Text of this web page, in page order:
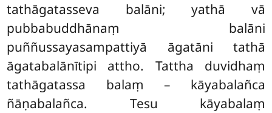
tathāgatasseva balāni; yathā vā
pubbabuddhānaṃ balāni
puññussayasampattiyā āgatāni tathā
āgatabalānītipi attho. Tattha duvidhaṃ
tathāgatassa balaṃ – kāyabalañca
ñāṇabalañca. Tesu kāyabalaṃ